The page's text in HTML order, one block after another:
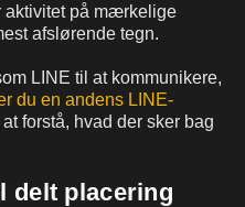
på mærkelige
afslørende tegn.
LINE til at kommunikere,
du en andens LINE-
forstå, hvad der sker bag
delt placering